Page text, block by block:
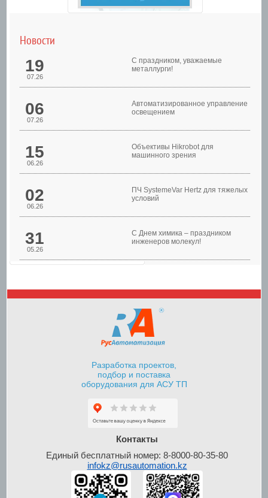
Шкафы управления
Шкафы контроля и
Новости
19
07.26
С праздником, уважаемые
металлурги!
06
07.26
Автоматизированное управление
освещением
15
06.26
Объективы Hikrobot для
машинного зрения
02
06.26
ПЧ SystemeVar Hertz для тяжелых
условий
31
05.26
С Днем химика – праздником
инженеров молекул!
Разработка проектов,
подбор и поставка
оборудования для АСУ ТП
Контакты
Единый бесплатный номер: 8-8000-80-35-80
infokz@rusautomation.kz